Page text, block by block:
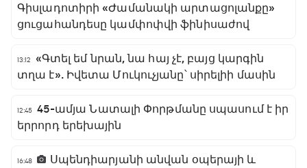
Գիսլադոտիրի «Ժամանակի արտացոլանքը»
ցուցահանդեսը կամփոփվի ֆինիսաժով
13:12
«Գտել եմ նրան, նա հայ չէ, բայց կարգին
տղա է». Իվետա Մուկուչյանը՝ սիրելիի մասին
12:45 45-ամյա Նատալի Փորթմանը սպասում է իր
երրորդ երեխային
16:48
Սպենդիարյանի անվան օպերայի և